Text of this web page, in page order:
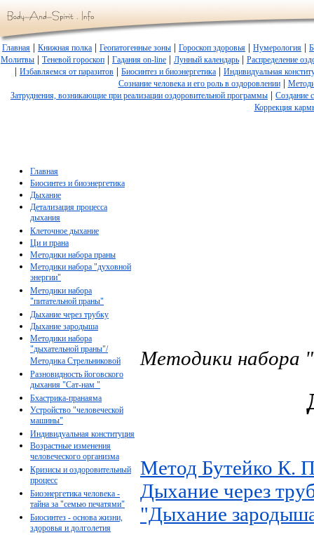
Главная | Книжная полка | Геопатогенные зоны | Гороскоп здоровья | Нумерология |
Молитвы | Теневой гороскоп | Гадания on-line | Лунный календарь | Распределение
| Избавляемся от паразитов | Биосинтез и биоэнергетика | Индивидуальная
Сознание человека и его роль в оздоровлении|
Затруднения, возникающие при реализации оздоровительной программы | Создание
Коррекция
Методики набора
Метод Бутейко К.
Дыхание через
"Дыхание
Главная
Биосинтез и биоэнергетика
Дыхание
Детализация процесса
дыхания
Клеточное дыхание
Ци и прана
Методики набора праны
Методики набора "духовной
энергии"
Методики набора
"питательной праны"
Дыхание через трубку
Дыхание зародыша
Методики набора
"дыхательной праны"/
Методика Стрельниковой
Разновидность йоговского
дыхания "Сат-нам "
Бхастрика-пранаяма
Устройство "человеческой
машины"
Индивидуальная конституция
Возрастные изменения
человеческого организма
Кризисы и оздоровительный
процесс
Биоэнергетика человека -
тайна за "семью печатями"
Биосинтез - основа жизни,
здоровья и долголетия